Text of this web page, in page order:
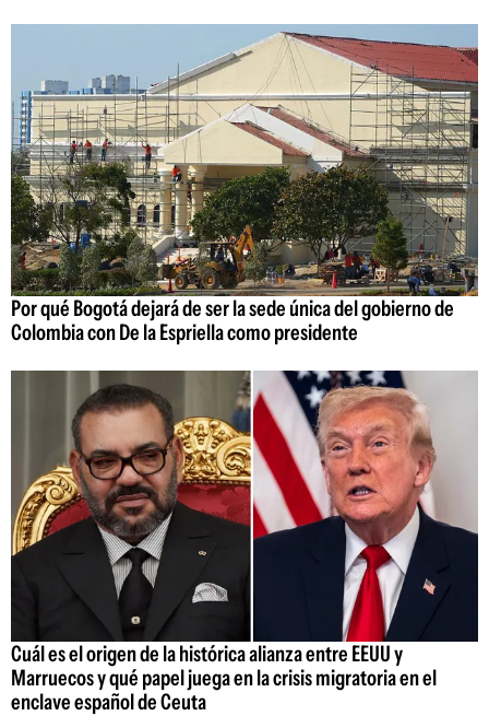
Por qué Bogotá dejará de ser la sede única del gobierno de
Colombia con De la Espriella como presidente
Cuál es el origen de la histórica alianza entre EEUU y
Marruecos y qué papel juega en la crisis migratoria en el
enclave español de Ceuta